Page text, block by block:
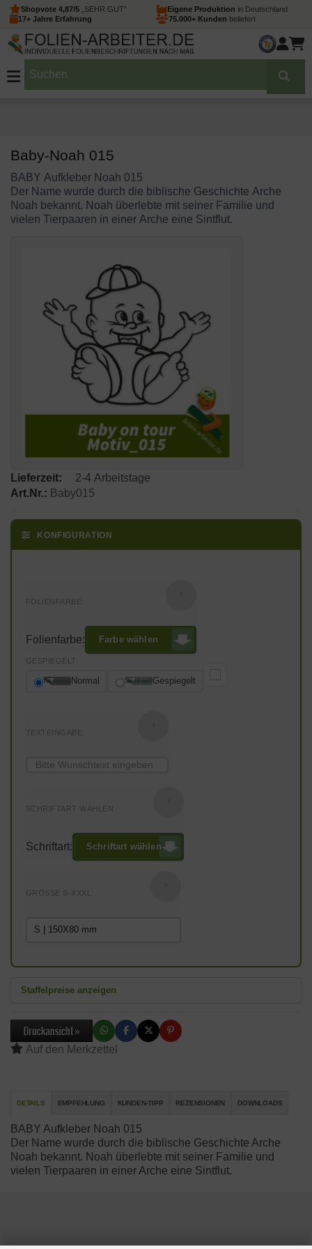
Shopvote 4,87/5 „SEHR GUT“ Eigene Produktion in Deutschland
17+ Jahre Erfahrung
75.000+ Kunden beliefert
Baby-Noah 015
BABY Aufkleber Noah 015
Der Name wurde durch die biblische Geschichte Arche
Noah bekannt. Noah überlebte mit seiner Familie und
vielen Tierpaaren in einer Arche eine Sintflut.
Lieferzeit:
2-4 Arbeitstage
Art.Nr.: Baby015
KONFIGURATION
FOLIENFARBE:
Folienfarbe: Farbe wählen
GESPIEGELT:
Normal Gespiegelt
TEXTEINGABE:
SCHRIFTART WÄHLEN
Schriftart: Schriftart wählen
GRÖSSE S-XXXL:
Staffelpreise anzeigen
DETAILS EMPFEHLUNG KUNDEN-TIPP REZENSIONEN DOWNLOADS
BABY Aufkleber Noah 015
Der Name wurde durch die biblische Geschichte Arche
Noah bekannt. Noah überlebte mit seiner Familie und
vielen Tierpaaren in einer Arche eine Sintflut.